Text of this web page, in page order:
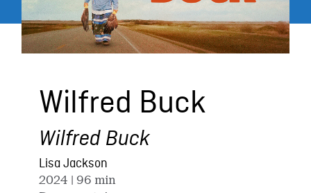
Wilfred Buck
Wilfred Buck
Lisa Jackson
2024 | 96 min